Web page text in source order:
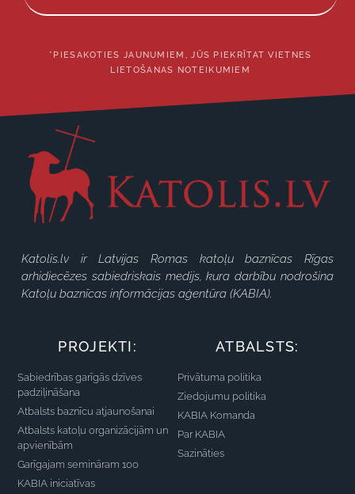
*PIESAKOTIES JAUNUMIEM, JŪS PIEKRĪTAT VIETNES
LIETOŠANAS NOTEIKUMIEM
Katolis.lv ir Latvijas Romas katoļu baznīcas Rīgas
arhidiecēzes sabiedriskais medijs, kura darbību nodrošina
Katoļu baznīcas informācijas aģentūra (KABIA).
PROJEKTI:
Sabiedrības garīgās dzīves
padziļināšana
Atbalsts baznīcu atjaunošanai
Atbalsts katoļu organizācijām un
apvienībām
Garīgajam semināram 100
KABIA iniciatīvas
ATBALSTS:
Privātuma politika
Ziedojumu politika
KABIA Komanda
Par KABIA
Sazināties